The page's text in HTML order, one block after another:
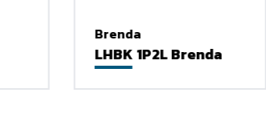
Brenda
LHBK 1P2L Brenda